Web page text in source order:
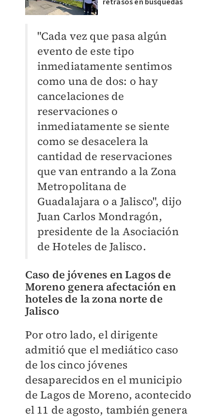
"Cada vez que pasa algún
evento de este tipo
inmediatamente sentimos
como una de dos: o hay
cancelaciones de
reservaciones o
inmediatamente se siente
como se desacelera la
cantidad de reservaciones
que van entrando a la Zona
Metropolitana de
Guadalajara o a Jalisco", dijo
Juan Carlos Mondragón,
presidente de la Asociación
de Hoteles de Jalisco.
Caso de jóvenes en Lagos de
Moreno genera afectación en
hoteles de la zona norte de
Jalisco
Por otro lado, el dirigente
admitió que el mediático caso
de los cinco jóvenes
desaparecidos en el municipio
de Lagos de Moreno, acontecido
el 11 de agosto, también genera